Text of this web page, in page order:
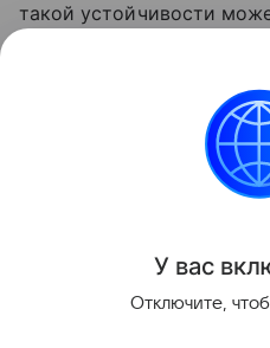
такой устойчивости
писала,
нейроны начинают
У вас
Отключите,